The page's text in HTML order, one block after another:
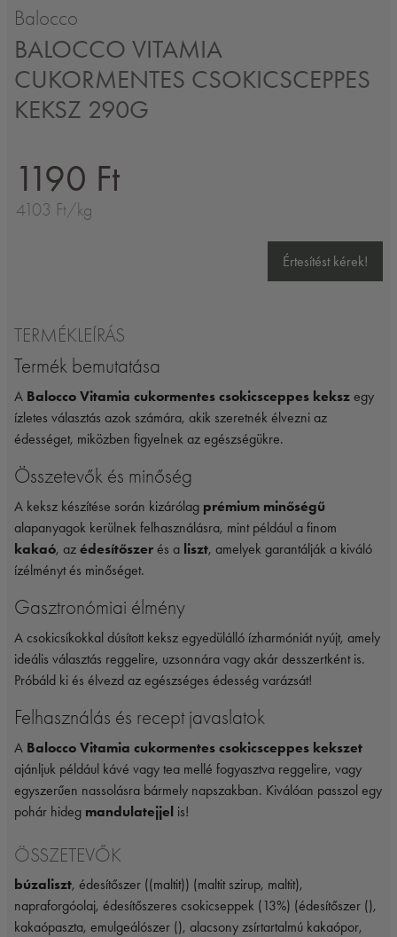
Balocco
BALOCCO VITAMIA
CUKORMENTES CSOKICSCEPPES
KEKSZ 290G
1190 Ft
4103 Ft/kg
Értesítést kérek!
TERMÉKLEÍRÁS
Termék bemutatása
A Balocco Vitamia cukormentes csokicsceppes keksz egy
ízletes választás azok számára, akik szeretnék élvezni az
édességet, miközben figyelnek az egészségükre.
Összetevők és minőség
A keksz készítése során kizárólag prémium minőségű
alapanyagok kerülnek felhasználásra, mint például a finom
kakaó, az édesítőszer és a liszt, amelyek garantálják a kiváló
ízélményt és minőséget.
Gasztronómiai élmény
A csokicsíkokkal dúsított keksz egyedülálló ízharmóniát nyújt, amely
ideális választás reggelire, uzsonnára vagy akár desszertként is.
Próbáld ki és élvezd az egészséges édesség varázsát!
Felhasználás és recept javaslatok
A Balocco Vitamia cukormentes csokicsceppes kekszet
ajánljuk például kávé vagy tea mellé fogyasztva reggelire, vagy
egyszerűen nassolásra bármely napszakban. Kiválóan passzol egy
pohár hideg mandulatejjel is!
ÖSSZETEVŐK
búzaliszt, édesítőszer ((maltit)) (maltit szirup, maltit),
napraforgóolaj, édesítőszeres csokicseppek (13%) (édesítőszer (),
kakaópaszta, emulgeálószer (), alacsony zsírtartalmú kakaópor,